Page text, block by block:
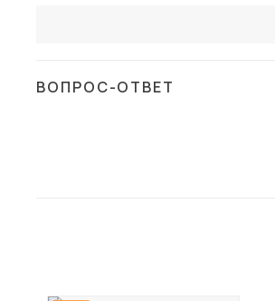
ВОПРОС-ОТВЕТ